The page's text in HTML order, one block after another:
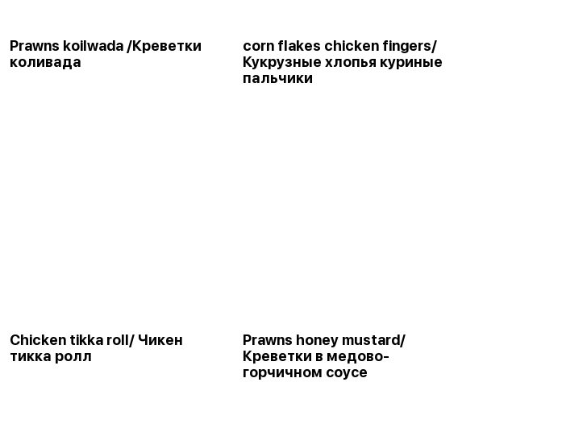
Prawns koilwada /Креветки
коливада
corn flakes chicken fingers/
Кукрузные хлопья куриные
пальчики
Chicken tikka roll/ Чикен
тикка ролл
Prawns honey mustard/
Креветки в медово-
горчичном соусе